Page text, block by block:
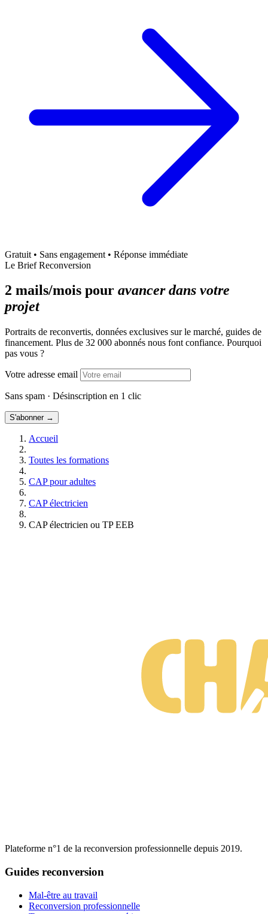
Gratuit • Sans engagement • Réponse immédiate
Le Brief Reconversion
2 mails/mois pour avancer dans votre
projet
Portraits de reconvertis, données exclusives sur le marché, guides de
financement. Plus de 32 000 abonnés nous font confiance. Pourquoi
pas vous ?
Votre adresse email
Sans spam · Désinscription en 1 clic
S'abonner →
Accueil
Toutes les formations
CAP pour adultes
CAP électricien
CAP électricien ou TP EEB
Plateforme n°1 de la reconversion professionnelle depuis 2019.
Guides reconversion
Mal-être au travail
Reconversion professionnelle